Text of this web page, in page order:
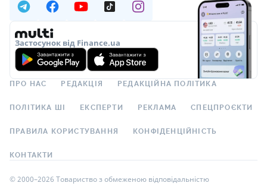
Застосунок від Finance.ua
ПРО НАС РЕДАКЦІЯ РЕДАКЦІЙНА ПОЛІТИКА
ПОЛІТИКА ШІ ЕКСПЕРТИ РЕКЛАМА СПЕЦПРОЄКТИ
ПРАВИЛА КОРИСТУВАННЯ КОНФІДЕНЦІЙНІСТЬ
КОНТАКТИ
© 2000–2026 Товариство з обмеженою відповідальністю